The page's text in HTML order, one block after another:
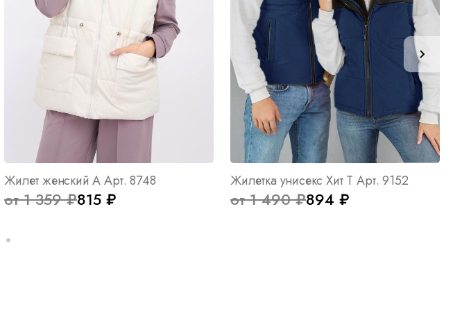
Жилет женский А Арт. 8748
от 1 359 ₽815 ₽
Жилетка унисекс Хит Т Арт. 9152
от 1 490 ₽894 ₽